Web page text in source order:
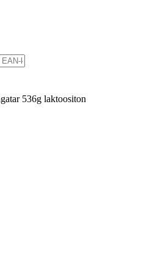
536g laktoositon